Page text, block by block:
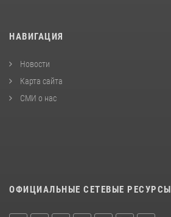
НАВИГАЦИЯ
Новости
Карта сайта
СМИ о нас
ОФИЦИАЛЬНЫЕ СЕТЕВЫЕ РЕСУРСЫ